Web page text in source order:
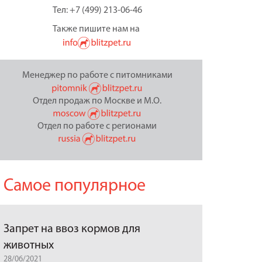
Тел: +7 (499) 213-06-46
Также пишите нам на
Менеджер по работе с питомниками
Отдел продаж по Москве и М.О.
Отдел по работе с регионами
Самое популярное
Запрет на ввоз кормов для
животных
28/06/2021